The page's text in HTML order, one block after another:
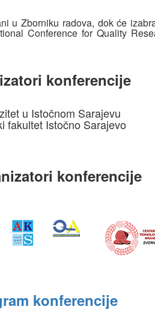
u Zborniku radova, dok će
Conference for Quality
konferencije
u Istočnom Sarajevu
fakultet Istočno Sarajevo
konferencije
konferencije